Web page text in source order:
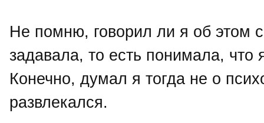
Не помню, говорил ли я об этом
задавала, то есть понимала,
Конечно, думал я тогда не о
развлекался.